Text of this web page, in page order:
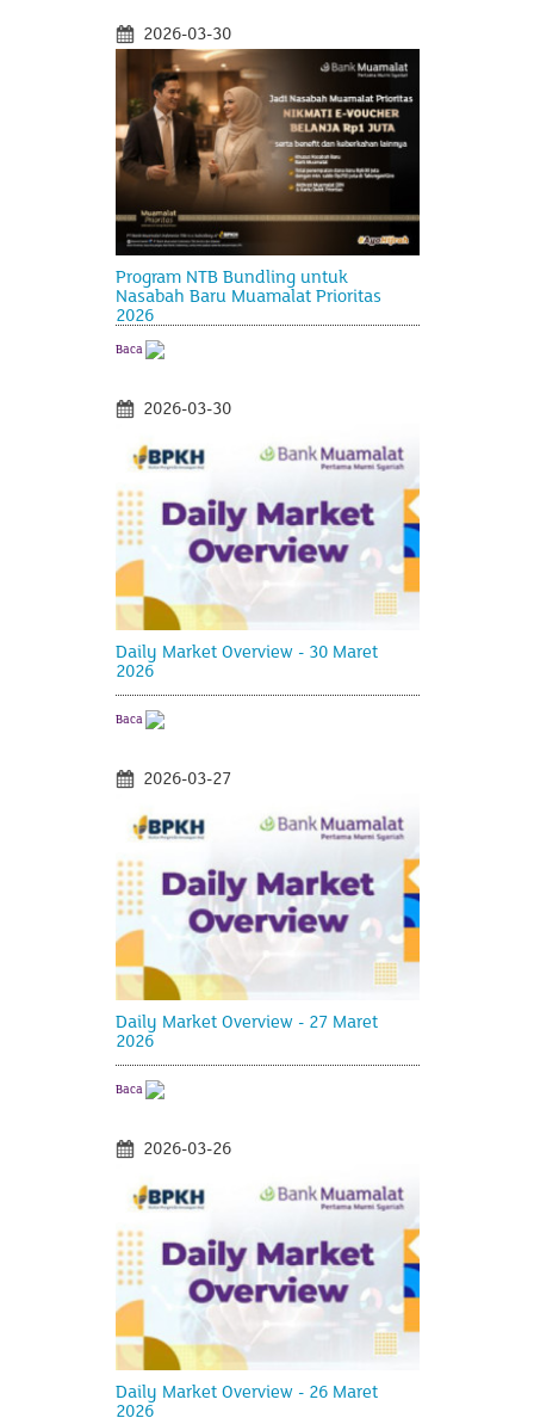
2026-03-30
Program NTB Bundling untuk
Nasabah Baru Muamalat Prioritas
2026
Baca
2026-03-30
Daily Market Overview - 30 Maret
2026
Baca
2026-03-27
Daily Market Overview - 27 Maret
2026
Baca
2026-03-26
Daily Market Overview - 26 Maret
2026